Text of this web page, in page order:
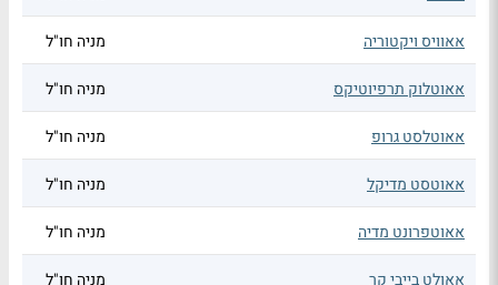
אאוויס ויקטוריה מניה חו"ל
אאוטלוק תרפיוטיקס מניה חו"ל
אאוטלסט גרופ מניה חו"ל
אאוטסט מדיקל מניה חו"ל
אאוטפרונט מדיה מניה חו"ל
אאולט בייבי קר מניה חו"ל